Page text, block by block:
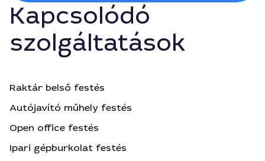
Kapcsolódó
szolgáltatások
Raktár belső festés
Autójavító műhely festés
Open office festés
Ipari gépburkolat festés